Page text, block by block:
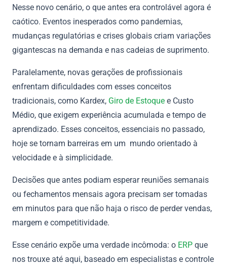
Nesse novo cenário, o que antes era controlável agora é
caótico. Eventos inesperados como pandemias,
mudanças regulatórias e crises globais criam variações
gigantescas na demanda e nas cadeias de suprimento.
Paralelamente, novas gerações de profissionais
enfrentam dificuldades com esses conceitos
tradicionais, como Kardex, Giro de Estoque e Custo
Médio, que exigem experiência acumulada e tempo de
aprendizado. Esses conceitos, essenciais no passado,
hoje se tornam barreiras em um mundo orientado à
velocidade e à simplicidade.
Decisões que antes podiam esperar reuniões semanais
ou fechamentos mensais agora precisam ser tomadas
em minutos para que não haja o risco de perder vendas,
margem e competitividade.
Esse cenário expõe uma verdade incômoda: o ERP que
nos trouxe até aqui, baseado em especialistas e controle